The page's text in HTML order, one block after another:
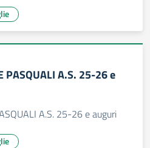
PASQUALI A.S. 25-26 e
A.S. 25-26 e auguri